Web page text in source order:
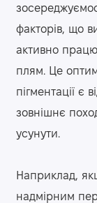
факторів, що
активно
плям. Це
пігментації є
зовнішнє
усунути.
Наприклад,
надмірним